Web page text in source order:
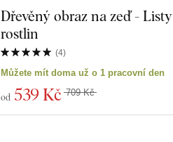
Dřevěný obraz na zeď - Listy
rostlin
(4)
Můžete mít doma už o 1 pracovní den
od 539 Kč 709 Kč